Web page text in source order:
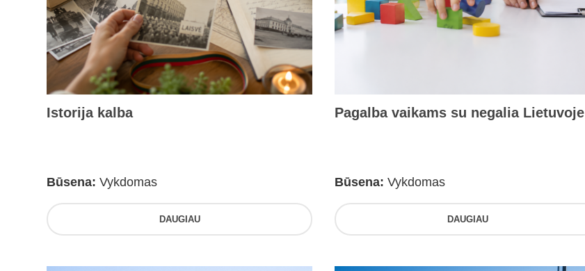
Istorija kalba
Būsena: Vykdomas
DAUGIAU
Pagalba vaikams su negalia Lietuvoje
Būsena: Vykdomas
DAUGIAU